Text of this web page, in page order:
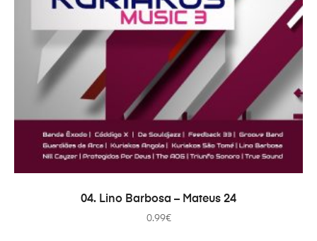
ADICIONAR
04. Lino Barbosa – Mateus 24
0.99€